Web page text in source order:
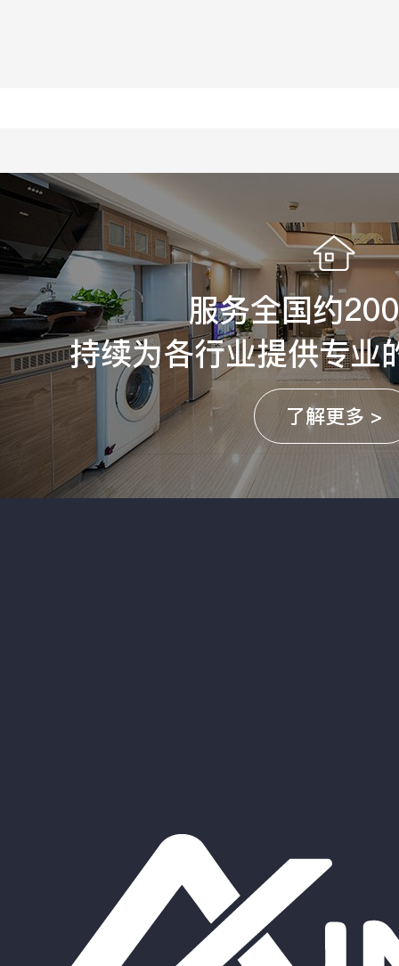
服务全国约
持续为各行业提供专业
了解更多 >